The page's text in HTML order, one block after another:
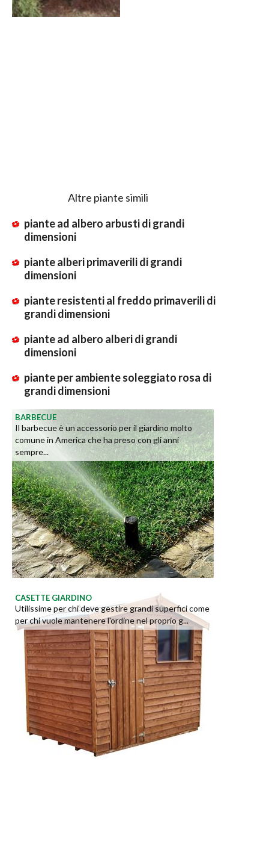
Altre piante simili
piante ad albero arbusti di grandi
dimensioni
piante alberi primaverili di grandi
dimensioni
piante resistenti al freddo primaverili di
grandi dimensioni
piante ad albero alberi di grandi
dimensioni
piante per ambiente soleggiato rosa di
grandi dimensioni
BARBECUE
Il barbecue è un accessorio per il giardino molto
comune in America che ha preso con gli anni
sempre...
CASETTE GIARDINO
Utilissime per chi deve gestire grandi superfici come
per chi vuole mantenere l'ordine nel proprio g...